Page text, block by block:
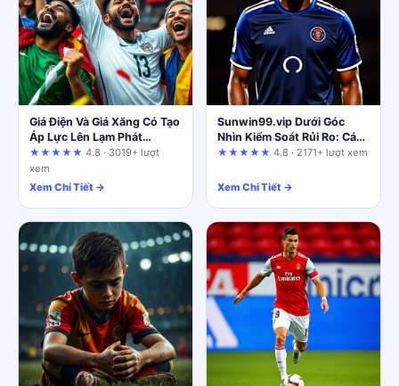
Giá Điện Và Giá Xăng Có Tạo
Áp Lực Lên Lạm Phát
Không?
★★★★★ 4.8 · 3019+ lượt
xem
Xem Chi Tiết →
Sunwin99.vip Dưới Góc
Nhìn Kiểm Soát Rủi Ro: Cá
Cược LMHT Và CS2 Có
★★★★★ 4.8 · 2171+ lượt xem
Xem Chi Tiết →